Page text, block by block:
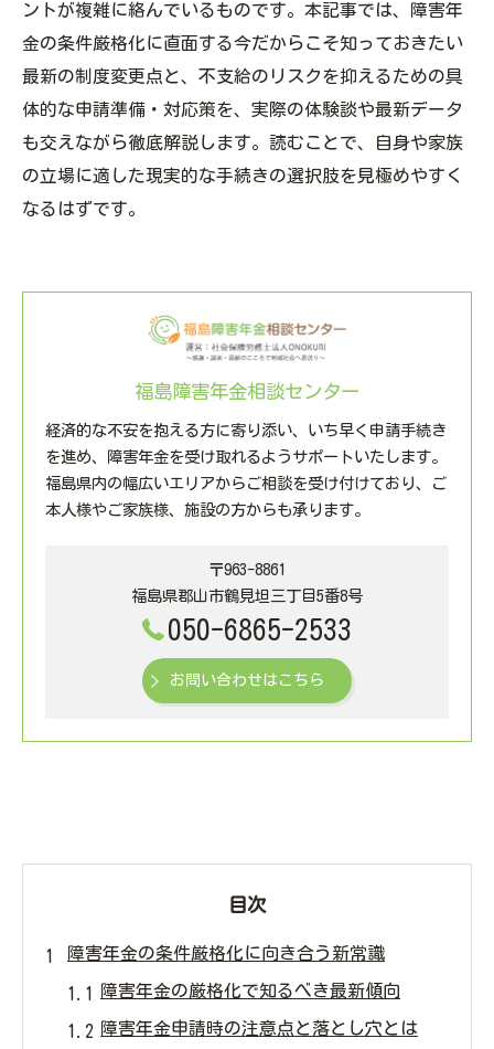
ントが複雑に絡んでいるものです。本記事では、障害年
金の条件厳格化に直面する今だからこそ知っておきたい
最新の制度変更点と、不支給のリスクを抑えるための具
体的な申請準備・対応策を、実際の体験談や最新データ
も交えながら徹底解説します。読むことで、自身や家族
の立場に適した現実的な手続きの選択肢を見極めやすく
なるはずです。
福島障害年金相談センター
経済的な不安を抱える方に寄り添い、いち早く申請手続き
を進め、障害年金を受け取れるようサポートいたします。
福島県内の幅広いエリアからご相談を受け付けており、ご
本人様やご家族様、施設の方からも承ります。
〒963-8861
福島県郡山市鶴見坦三丁目5番8号
050-6865-2533
お問い合わせはこちら
目次
障害年金の条件厳格化に向き合う新常識
障害年金の厳格化で知るべき最新傾向
障害年金申請時の注意点と落とし穴とは